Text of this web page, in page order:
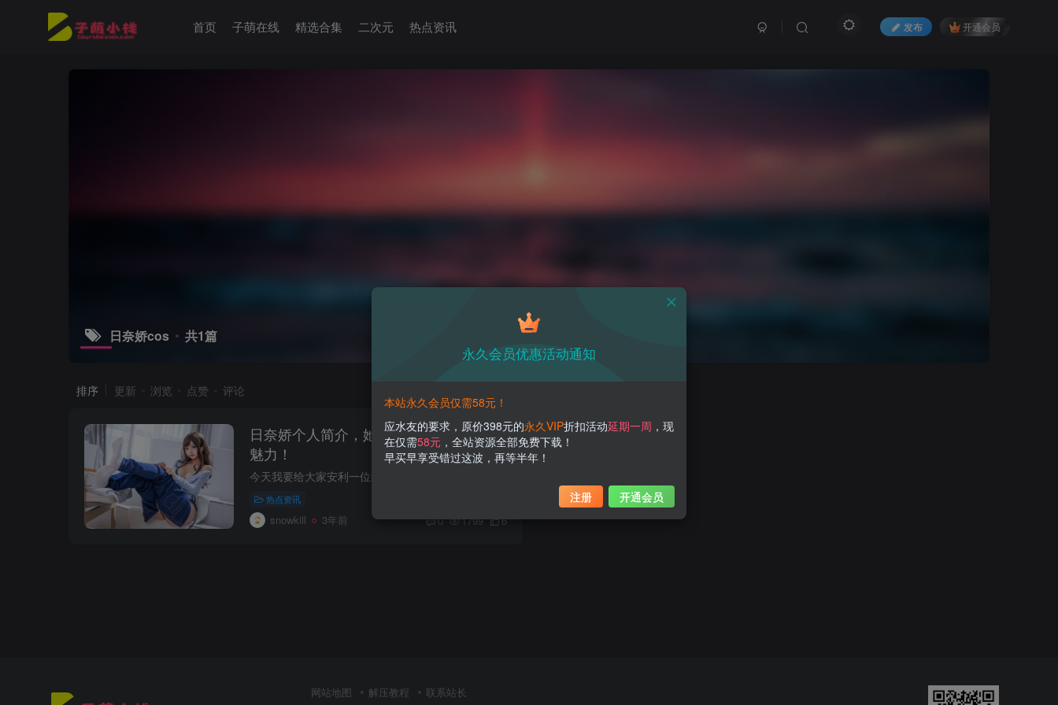
首页 子萌在线 精选合集 二次元 热点资讯 发布 开通会员
日奈娇cos 共1篇
排序 更新 浏览 点赞 评论
日奈娇个人简介，她重新定义了牛仔裤的
魅力！
热点资讯
snowkill 3年前 0 1799 6
网站地图 解压教程 联系站长
永久会员优惠活动通知
本站永久会员仅需58元！
应水友的要求，原价398元的永久VIP折扣活动延期一周 ，现
在仅需58元 ，全站资源全部免费下载！
早买早享受错过这波，再等半年！
注册 开通会员